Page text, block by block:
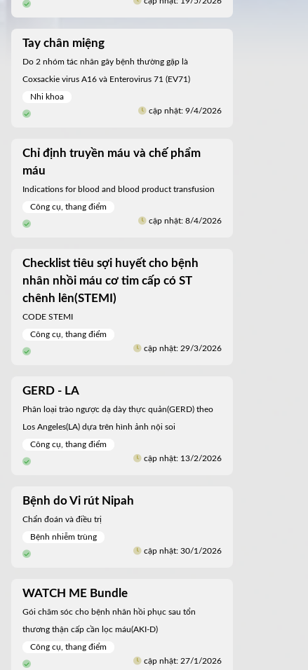
Tay chân miệng
Do 2 nhóm tác nhân gây bệnh thường gặp là
Coxsackie virus A16 và Enterovirus 71 (EV71)
Nhi khoa
cập nhật: 9/4/2026
Chỉ định truyền máu và chế phẩm
máu
Indications for blood and blood product transfusion
Công cụ, thang điểm
cập nhật: 8/4/2026
Checklist tiêu sợi huyết cho bệnh
nhân nhồi máu cơ tim cấp có ST
chênh lên(STEMI)
CODE STEMI
Công cụ, thang điểm
cập nhật: 29/3/2026
GERD - LA
Phân loại trào ngược dạ dày thực quản(GERD) theo
Los Angeles(LA) dựa trên hình ảnh nội soi
Công cụ, thang điểm
cập nhật: 13/2/2026
Bệnh do Vi rút Nipah
Chẩn đoán và điều trị
Bệnh nhiễm trùng
cập nhật: 30/1/2026
WATCH ME Bundle
Gói chăm sóc cho bệnh nhân hồi phục sau tổn
thương thận cấp cần lọc máu(AKI-D)
Công cụ, thang điểm
cập nhật: 27/1/2026